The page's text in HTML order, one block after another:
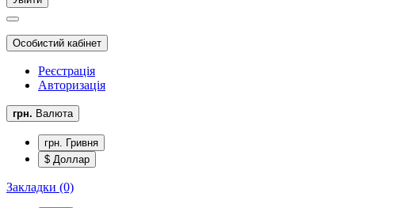
Особистий кабінет
Реєстрація
Авторизація
грн. Валюта
грн. Гривня
$ Доллар
Закладки (0)